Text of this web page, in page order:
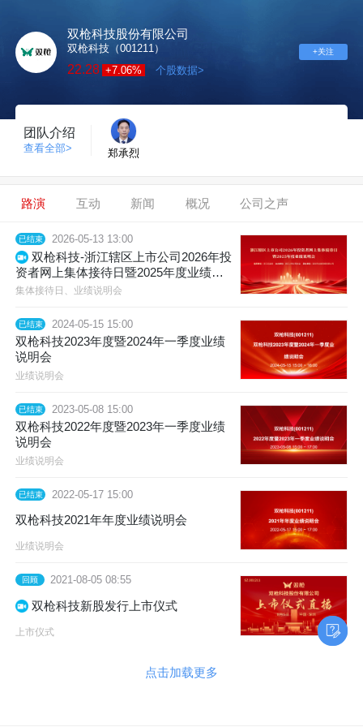
双枪科技股份有限公司
双枪科技（001211）
22.28 +7.06% 个股数据>
+关注
团队介绍
查看全部> 郑承烈
路演 互动 新闻 概况 公司之声
已结束 2026-05-13 13:00
双枪科技-浙江辖区上市公司2026年投
资者网上集体接待日暨2025年度业绩说
明会
集体接待日、业绩说明会
已结束 2024-05-15 15:00
双枪科技2023年度暨2024年一季度业绩
说明会
业绩说明会
已结束 2023-05-08 15:00
双枪科技2022年度暨2023年一季度业绩
说明会
业绩说明会
已结束 2022-05-17 15:00
双枪科技2021年年度业绩说明会
业绩说明会
回顾 2021-08-05 08:55
双枪科技新股发行上市仪式
上市仪式
点击加载更多